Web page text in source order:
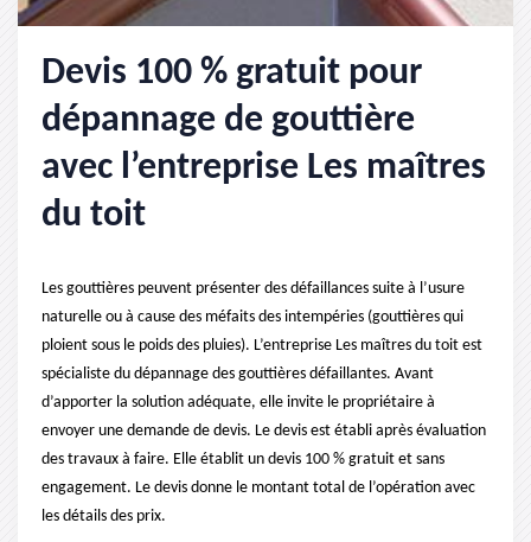
Devis 100 % gratuit pour
dépannage de gouttière
avec l’entreprise Les maîtres
du toit
Les gouttières peuvent présenter des défaillances suite à l’usure
naturelle ou à cause des méfaits des intempéries (gouttières qui
ploient sous le poids des pluies). L’entreprise Les maîtres du toit est
spécialiste du dépannage des gouttières défaillantes. Avant
d’apporter la solution adéquate, elle invite le propriétaire à
envoyer une demande de devis. Le devis est établi après évaluation
des travaux à faire. Elle établit un devis 100 % gratuit et sans
engagement. Le devis donne le montant total de l’opération avec
les détails des prix.